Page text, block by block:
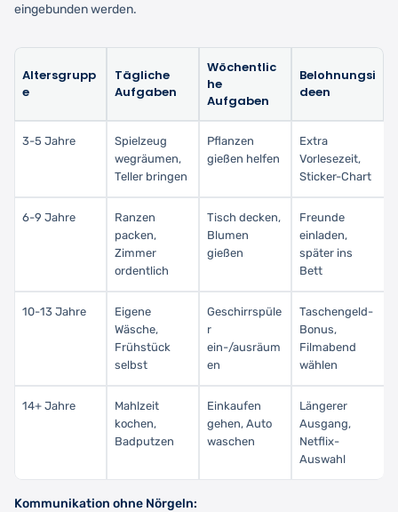
eingebunden werden.
Altersgrupp
e
Tägliche
Aufgaben
Wöchentlic
he
Aufgaben
Belohnungsi
deen
3-5 Jahre
Spielzeug
wegräumen,
Teller bringen
Pflanzen
gießen helfen
Extra
Vorlesezeit,
Sticker-Chart
6-9 Jahre
Ranzen
packen,
Zimmer
ordentlich
Tisch decken,
Blumen
gießen
Freunde
einladen,
später ins
Bett
10-13 Jahre
Eigene
Wäsche,
Frühstück
selbst
Geschirrspüle
r
ein-/ausräum
en
Taschengeld-
Bonus,
Filmabend
wählen
14+ Jahre
Mahlzeit
kochen,
Badputzen
Einkaufen
gehen, Auto
waschen
Längerer
Ausgang,
Netflix-
Auswahl
Kommunikation ohne Nörgeln: